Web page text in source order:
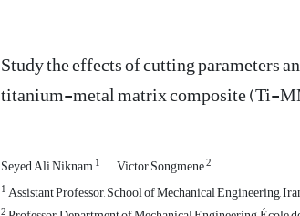
Study the effects of cutting parameters
titanium-metal matrix composite (Ti-
Seyed Ali Niknam1 Victor Songmene2
1Assistant Professor, School of Mechanical Engineering,